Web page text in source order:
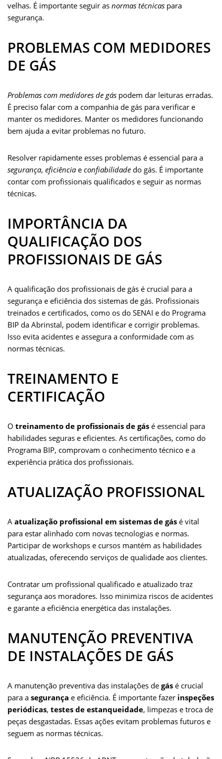
velhas. É importante seguir as normas técnicas para
segurança.
PROBLEMAS COM MEDIDORES
DE GÁS
Problemas com medidores de gás podem dar leituras erradas.
É preciso falar com a companhia de gás para verificar e
manter os medidores. Manter os medidores funcionando
bem ajuda a evitar problemas no futuro.
Resolver rapidamente esses problemas é essencial para a
segurança, eficiênciae confiabilidade do gás. É importante
contar com profissionais qualificados e seguir as normas
técnicas.
IMPORTÂNCIA DA
QUALIFICAÇÃO DOS
PROFISSIONAIS DE GÁS
A qualificação dos profissionais de gás é crucial para a
segurança e eficiência dos sistemas de gás. Profissionais
treinados e certificados, como os do SENAI e do Programa
BIP da Abrinstal, podem identificar e corrigir problemas.
Isso evita acidentes e assegura a conformidade com as
normas técnicas.
TREINAMENTO E
CERTIFICAÇÃO
O treinamento de profissionais de gás é essencial para
habilidades seguras e eficientes. As certificações, como do
Programa BIP, comprovam o conhecimento técnico e a
experiência prática dos profissionais.
ATUALIZAÇÃO PROFISSIONAL
A atualização profissional em sistemas de gás é vital
para estar alinhado com novas tecnologias e normas.
Participar de workshops e cursos mantém as habilidades
atualizadas, oferecendo serviços de qualidade aos clientes.
Contratar um profissional qualificado e atualizado traz
segurança aos moradores. Isso minimiza riscos de acidentes
e garante a eficiência energética das instalações.
MANUTENÇÃO PREVENTIVA
DE INSTALAÇÕES DE GÁS
A manutenção preventiva das instalações de gás é crucial
para a segurança e eficiência. É importante fazer inspeções
periódicas, testes de estanqueidade, limpezas e troca de
peças desgastadas. Essas ações evitam problemas futuros e
seguem as normas técnicas.